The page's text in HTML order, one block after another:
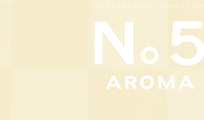
仙台でアロマエステなら！アロマファイブが